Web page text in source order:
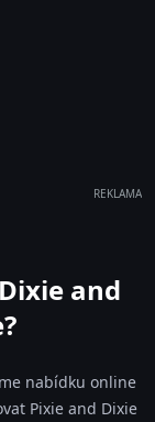
REKLAMA
and
nabídku online
Pixie and Dixie